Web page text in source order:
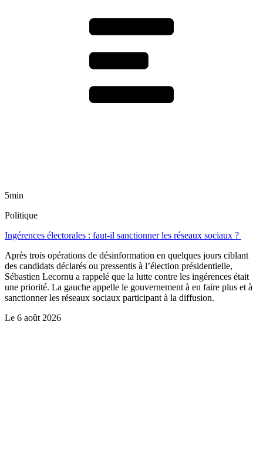
5min
Politique
Ingérences électorales : faut-il sanctionner les réseaux sociaux ?
Après trois opérations de désinformation en quelques jours ciblant
des candidats déclarés ou pressentis à l’élection présidentielle,
Sébastien Lecornu a rappelé que la lutte contre les ingérences était
une priorité. La gauche appelle le gouvernement à en faire plus et à
sanctionner les réseaux sociaux participant à la diffusion.
Le 6 août 2026